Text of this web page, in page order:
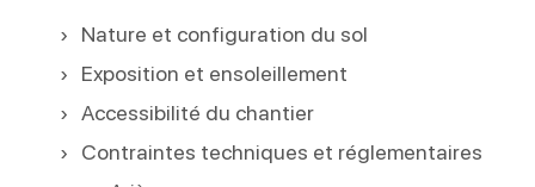
Nature et configuration du sol
Exposition et ensoleillement
Accessibilité du chantier
Contraintes techniques et réglementaires